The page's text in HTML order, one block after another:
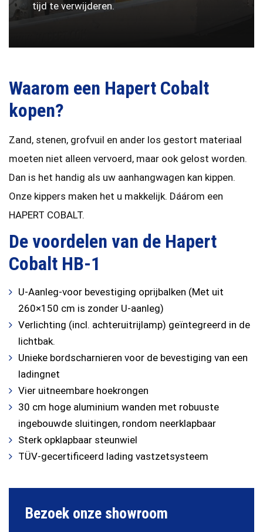
tijd te verwijderen.
Waarom een Hapert Cobalt
kopen?
Zand, stenen, grofvuil en ander los gestort materiaal
moeten niet alleen vervoerd, maar ook gelost worden.
Dan is het handig als uw aanhangwagen kan kippen.
Onze kippers maken het u makkelijk. Dáárom een
HAPERT COBALT.
De voordelen van de Hapert
Cobalt HB-1
U-Aanleg-voor bevestiging oprijbalken (Met uit
260×150 cm is zonder U-aanleg)
Verlichting (incl. achteruitrijlamp) geïntegreerd in de
lichtbak.
Unieke bordscharnieren voor de bevestiging van een
ladingnet
Vier uitneembare hoekrongen
30 cm hoge aluminium wanden met robuuste
ingebouwde sluitingen, rondom neerklapbaar
Sterk opklapbaar steunwiel
TÜV-gecertificeerd lading vastzetsysteem
Bezoek onze showroom